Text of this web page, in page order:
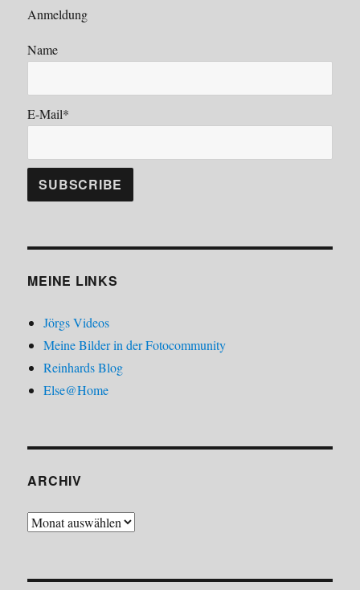
Anmeldung
Name
E-Mail*
MEINE LINKS
Jörgs Videos
Meine Bilder in der Fotocommunity
Reinhards Blog
Else@Home
ARCHIV
Archiv